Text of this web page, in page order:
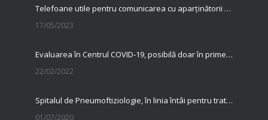
Telefoane utile pentru comunicarea cu aparținătorii pacienților internați în spitalul nostru
17/05/2023
Evaluarea în Centrul COVID-19, posibilă doar în primele 5 zile de la pozitivare
22/02/2022
Spitalul de Pneumoftiziologie, în linia întâi pentru tratarea pacienților cu Covid
01/07/2020